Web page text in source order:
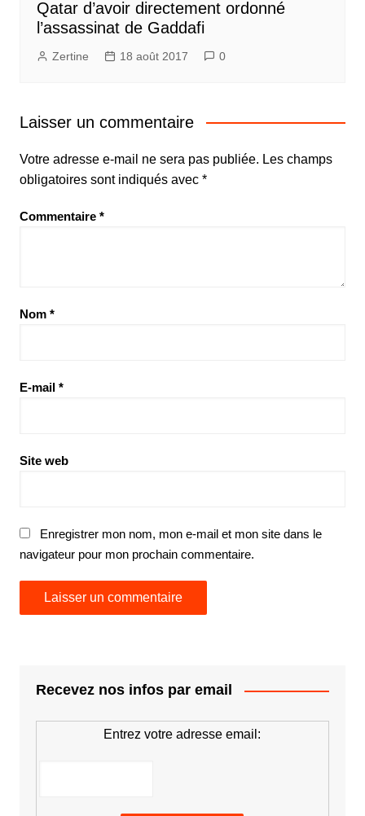
Qatar d’avoir directement ordonné
l’assassinat de Gaddafi
Zertine 18 août 2017 0
Laisser un commentaire
Votre adresse e-mail ne sera pas publiée. Les champs
obligatoires sont indiqués avec *
Commentaire *
Nom *
E-mail *
Site web
Enregistrer mon nom, mon e-mail et mon site dans le
navigateur pour mon prochain commentaire.
Recevez nos infos par email
Entrez votre adresse email: